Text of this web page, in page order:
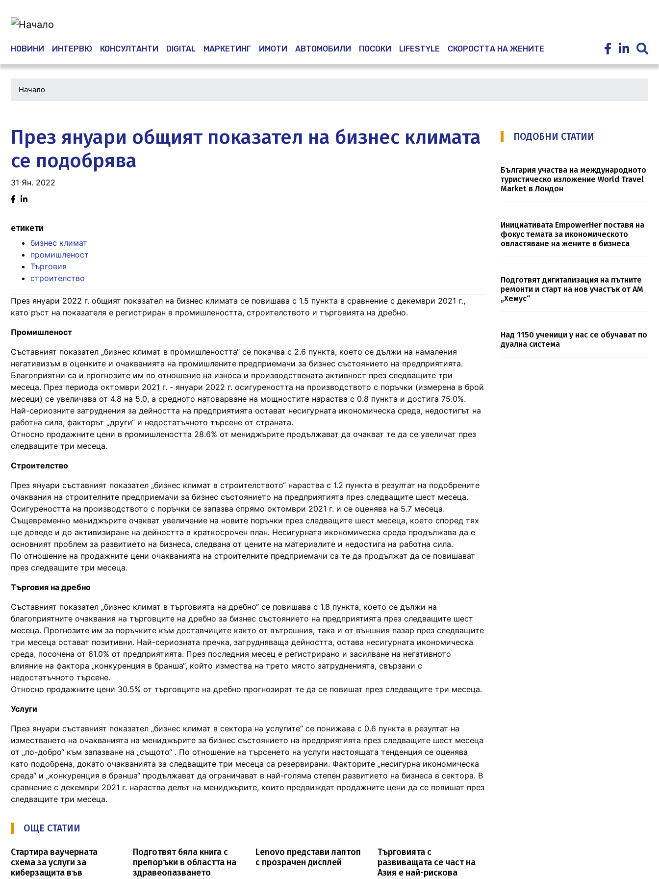
към
основното
Main navigation
НОВИНИ ИНТЕРВЮ КОНСУЛТАНТИ DIGITAL МАРКЕТИНГ ИМОТИ АВТОМОБИЛИ ПОСОКИ LIFESTYLE СКОРОСТТА НА ЖЕНИТЕ
Начало
През януари общият показател на бизнес климата
се подобрява
31 Ян. 2022
Facebook
етикети
бизнес климат
промишленост
Търговия
строителство
През януари 2022 г. общият показател на бизнес климата се повишава с 1.5 пункта в сравнение с декември 2021 г.,
като ръст на показателя е регистриран в промишлеността, строителството и търговията на дребно.
Промишленост
Съставният показател „бизнес климат в промишлеността“ се покачва с 2.6 пункта, което се дължи на намаления
негативизъм в оценките и очакванията на промишлените предприемачи за бизнес състоянието на предприятията.
Благоприятни са и прогнозите им по отношение на износа и производствената активност през следващите три
месеца. През периода октомври 2021 г. - януари 2022 г. осигуреността на производството с поръчки (измерена в брой
месеци) се увеличава от 4.8 на 5.0, а средното натоварване на мощностите нараства с 0.8 пункта и достига 75.0%.
Най-сериозните затруднения за дейността на предприятията остават несигурната икономическа среда, недостигът на
работна сила, факторът „други“ и недостатъчното търсене от страната.
Относно продажните цени в промишлеността 28.6% от мениджърите продължават да очакват те да се увеличат през
следващите три месеца.
Строителство
През януари съставният показател „бизнес климат в строителството“ нараства с 1.2 пункта в резултат на подобрените
очаквания на строителните предприемачи за бизнес състоянието на предприятията през следващите шест месеца.
Осигуреността на производството с поръчки се запазва спрямо октомври 2021 г. и се оценява на 5.7 месеца.
Същевременно мениджърите очакват увеличение на новите поръчки през следващите шест месеца, което според тях
ще доведе и до активизиране на дейността в краткосрочен план. Несигурната икономическа среда продължава да е
основният проблем за развитието на бизнеса, следвана от цените на материалите и недостига на работна сила.
По отношение на продажните цени очакванията на строителните предприемачи са те да продължат да се повишават
през следващите три месеца.
Търговия на дребно
Съставният показател „бизнес климат в търговията на дребно“ се повишава с 1.8 пункта, което се дължи на
благоприятните очаквания на търговците на дребно за бизнес състоянието на предприятията през следващите шест
месеца. Прогнозите им за поръчките към доставчиците както от вътрешния, така и от външния пазар през следващите
три месеца остават позитивни. Най-сериозната пречка, затрудняваща дейността, остава несигурната икономическа
среда, посочена от 61.0% от предприятията. През последния месец е регистрирано и засилване на негативното
влияние на фактора „конкуренция в бранша“, който измества на трето място затрудненията, свързани с
недостатъчното търсене.
Относно продажните цени 30.5% от търговците на дребно прогнозират те да се повишат през следващите три месеца.
Услуги
През януари съставният показател „бизнес климат в сектора на услугите“ се понижава с 0.6 пункта в резултат на
изместването на очакванията на мениджърите за бизнес състоянието на предприятията през следващите шест месеца
от „по-добро“ към запазване на „същото“ . По отношение на търсенето на услуги настоящата тенденция се оценява
като подобрена, докато очакванията за следващите три месеца са резервирани. Факторите „несигурна икономическа
среда“ и „конкуренция в бранша“ продължават да ограничават в най-голяма степен развитието на бизнеса в сектора. В
сравнение с декември 2021 г. нараства делът на мениджърите, които предвиждат продажните цени да се повишат през
следващите три месеца.
ОЩЕ СТАТИИ
Стартира ваучерната
схема за услуги за
киберзащита във
Подготвят бяла книга с
препоръки в областта на
здравеопазването
Lenovo представи лаптоп
с прозрачен дисплей
Търговията с
развиващата се част на
Азия е най-рискова
ПОДОБНИ СТАТИИ
България участва на международното
туристическо изложение World Travel
Market в Лондон
Инициативата EmpowerHer поставя на
фокус темата за икономическото
овластяване на жените в бизнеса
Подготвят дигитализация на пътните
ремонти и старт на нов участък от АМ
„Хемус“
Над 1150 ученици у нас се обучават по
дуална система